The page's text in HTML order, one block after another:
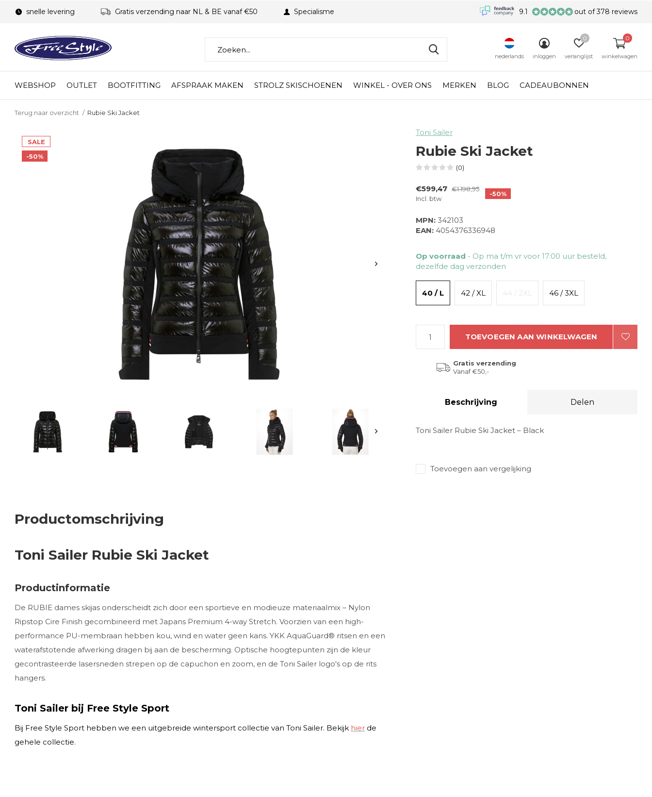
WEBSHOP OUTLET BOOTFITTING AFSPRAAK MAKEN STROLZ SKISCHOENEN WINKEL - OVER ONS MERKEN BLOG CADEAUBONNEN
nederlands inloggen verlanglijst
0
winkelwagen
0
snelle levering Gratis verzending naar NL & BE vanaf €50 Specialisme 9.1 out of 378 reviews
Terug naar overzicht Rubie Ski Jacket
SALE
-50%
Toni Sailer
Rubie Ski Jacket
(0)
€599,47 €1.198,95
Incl. btw
-50%
MPN: 342103
EAN: 4054376336948
Op voorraad - Op ma t/m vr voor 17:00 uur besteld,
dezelfde dag verzonden
40 / L 42 / XL 44 / 2XL 46 / 3XL
TOEVOEGEN AAN WINKELWAGEN
Gratis verzending
Vanaf €50,-
Beschrijving Delen
Toni Sailer Rubie Ski Jacket – Black
Toevoegen aan vergelijking
Productomschrijving
Toni Sailer Rubie Ski Jacket
Productinformatie
De RUBIE dames skijas onderscheidt zich door een sportieve en modieuze materiaalmix – Nylon
Ripstop Cire Finish gecombineerd met Japans Premium 4-way Stretch. Voorzien van een high-
performance PU-membraan hebben kou, wind en water geen kans. YKK AquaGuard® ritsen en een
waterafstotende afwerking dragen bij aan de bescherming. Optische hoogtepunten zijn de kleur
gecontrasteerde lasersneden strepen op de capuchon en zoom, en de Toni Sailer logo's op de rits
hangers.
Toni Sailer bij Free Style Sport
Bij Free Style Sport hebben we een uitgebreide wintersport collectie van Toni Sailer. Bekijk hier de
gehele collectie.